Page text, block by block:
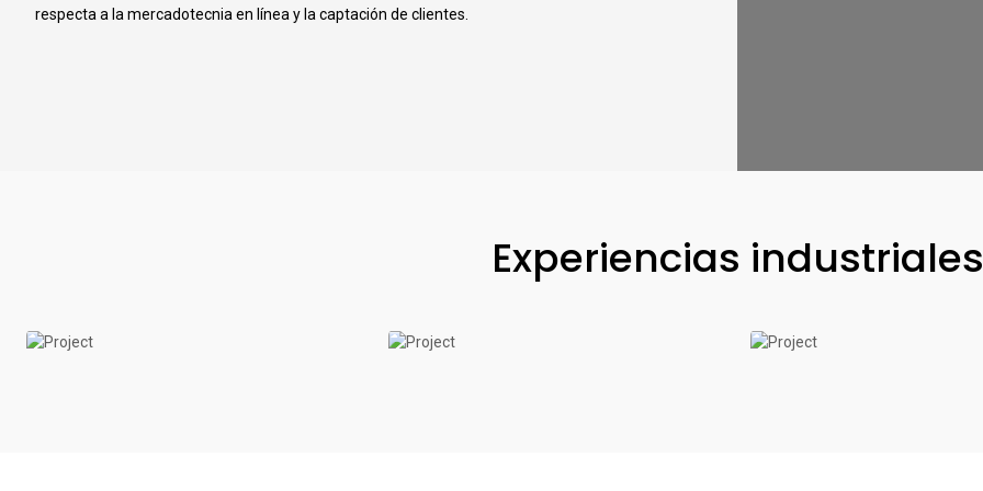
respecta a la mercadotecnia en línea y la captación de clientes.
Experiencias industriales